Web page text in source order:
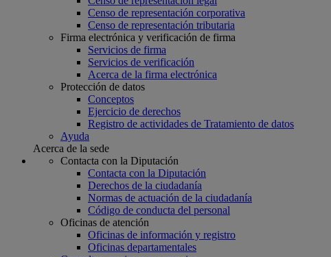
Censo de representación corporativa
Censo de representación tributaria
Firma electrónica y verificación de firma
Servicios de firma
Servicios de verificación
Acerca de la firma electrónica
Protección de datos
Conceptos
Ejercicio de derechos
Registro de actividades de Tratamiento de datos
Ayuda
Acerca de la sede
Contacta con la Diputación
Contacta con la Diputación
Derechos de la ciudadanía
Normas de actuación de la ciudadanía
Código de conducta del personal
Oficinas de atención
Oficinas de información y registro
Oficinas departamentales